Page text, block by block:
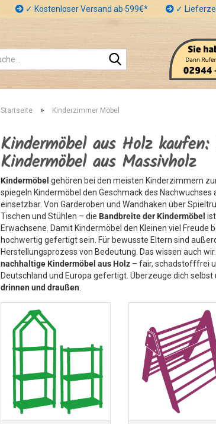
✓ Kostenloser Versand ab 599€* ✓
Startseite » Kinderzimmer Möbel
Kindermöbel aus Holz
Kindermöbel aus Massivholz
Kindermöbel gehören bei den meisten Kinderzimmern
spiegeln Kindermöbel den Geschmack des
einsetzbar. Von Garderoben und Wandhaken über
Tischen und Stühlen – die Bandbreite der Kindermöbel
Erwachsene. Damit Kindermöbel den Kleinen viel Freude
hochwertig gefertigt sein. Für bewusste Eltern sind
Herstellungsprozess von Bedeutung. Das wissen auch
nachhaltige Kindermöbel aus Holz – fair, schadstofffrei
Deutschland und Europa gefertigt. Überzeuge dich
drinnen und draußen